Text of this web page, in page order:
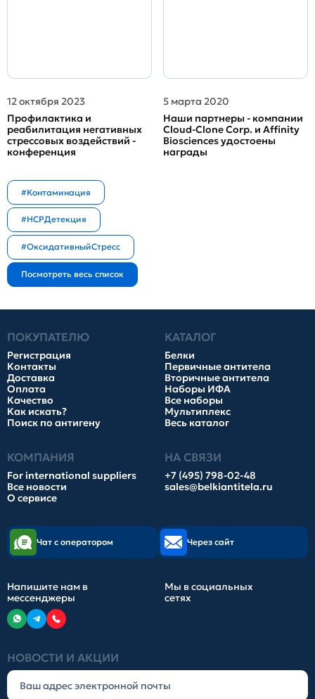
12 октября 2023
Профилактика и
реабилитация негативных
стрессовых воздействий -
конференция
5 марта 2020
Наши партнеры - компании
Cloud-Clone Corp. и Affinity
Biosciences удостоены
награды
#Контаминация
#HCPДетекция
#ОксидативныйСтресс
ПОКУПАТЕЛЮ
Регистрация
Контакты
Доставка
Оплата
Качество
Как искать?
Поиск по антигену
КАТАЛОГ
Белки
Первичные антитела
Вторичные антитела
Наборы ИФА
Все наборы
Мультиплекс
Весь каталог
КОМПАНИЯ
For international suppliers
Все новости
О сервисе
НА СВЯЗИ
+7 (495) 798-02-48
sales@belkiantitela.ru
НОВОСТИ И АКЦИИ
Чат с оператором Через сайт
Напишите нам в
мессенджеры
Мы в социальных
сетях